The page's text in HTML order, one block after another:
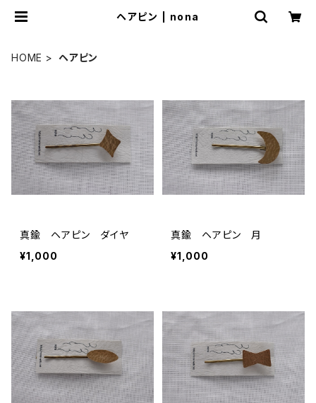
ヘアピン | nona
HOME ヘアピン
真鍮 ヘアピン ダイヤ
¥1,000
真鍮 ヘアピン 月
¥1,000